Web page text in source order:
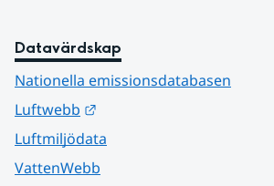
Datavärdskap
Nationella emissionsdatabasen
Luftwebb
Luftmiljödata
VattenWebb